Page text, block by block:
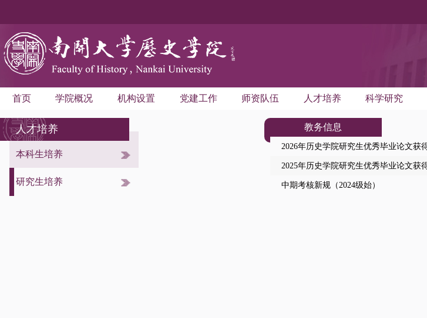
首页 学院概况 机构设置 党建工作 师资队伍 人才培养 科学研究
人才培养
本科生培养
教务信息
招生信息
常用下载
研究生培养
教务信息
2026年历史学院研究生优秀毕业论文获
2025年历史学院研究生优秀毕业论文获
中期考核新规（2024级始）